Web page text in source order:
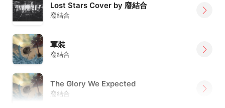
Lost Stars Cover by 廢結合
廢結合
軍裝
廢結合
The Glory We Expected
廢結合